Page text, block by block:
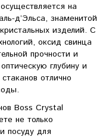
на
д’Эльса, знаменитой
изделий. С
оксид свинца
прочности и
глубину и
отлично
Boss Crystal
не только
посуду для